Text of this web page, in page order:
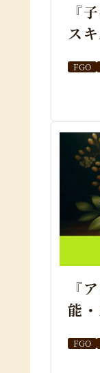
『
ス
FGO
『
能
FGO